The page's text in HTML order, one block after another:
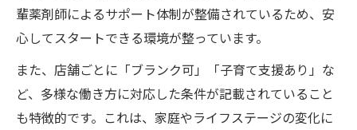
輩薬剤師によるサポート体制が整備されているため、安
心してスタートできる環境が整っています。
また、店舗ごとに「ブランク可」「子育て支援あり」な
ど、多様な働き方に対応した条件が記載されていること
も特徴的です。これは、家庭やライフステージの変化に